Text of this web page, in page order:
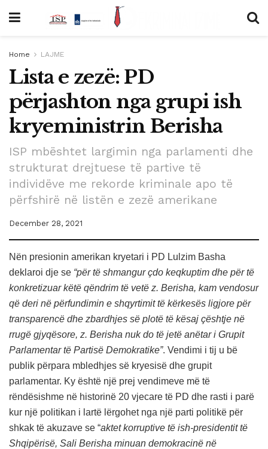
Home LAJME
Lista e zezë: PD
përjashton nga grupi ish
kryeministrin Berisha
ISP mbështet largimin nga parlamenti dhe
strukturat drejtuese të partive të
individëve me rekorde kriminale apo të
përfshirë në listën e zezë amerikane
December 28, 2021
Nën presionin amerikan kryetari i PD Lulzim Basha
deklaroi dje se “për të shmangur çdo keqkuptim dhe për të
konkretizuar këtë qëndrim të vetë z. Berisha, kam vendosur
që deri në përfundimin e shqyrtimit të kërkesës ligjore për
transparencë dhe zbardhjes së plotë të kësaj çështje në
rrugë gjyqësore, z. Berisha nuk do të jetë anëtar i Grupit
Parlamentar të Partisë Demokratike”. Vendimi i tij u bë
publik përpara mbledhjes së kryesisë dhe grupit
parlamentar. Ky është një prej vendimeve më të
rëndësishme në historinë 20 vjecare të PD dhe rasti i parë
kur një politikan i lartë lërgohet nga një parti politikë për
shkak të akuzave se “aktet korruptive të ish-presidentit të
Shqipërisë, Sali Berisha minuan demokracinë në